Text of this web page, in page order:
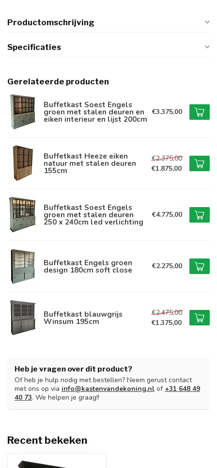
Productomschrijving
Specificaties
Gerelateerde producten
Buffetkast Soest Engels
groen met stalen deuren en
eiken interieur en lijst 200cm
€3.375,00
Buffetkast Heeze eiken
natuur met stalen deuren
155cm
€2.375,00
€1.875,00
Buffetkast Soest Engels
groen met stalen deuren
250 x 240cm led verlichting
€4.775,00
Buffetkast Engels groen
design 180cm soft close €2.275,00
Buffetkast blauwgrijs
Winsum 195cm
€2.475,00
€1.375,00
Heb je vragen over dit product?
Of heb je hulp nodig met bestellen? Neem gerust contact
met ons op via info@kastenvandekoning.nl of +31 648 49
40 73. We helpen je graag!!
Recent bekeken